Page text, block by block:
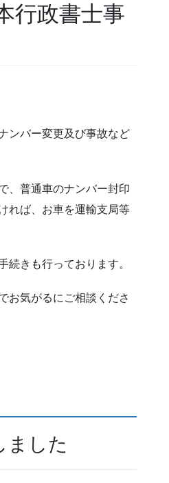
政書士事
ンバー変更及び事故など
、普通車のナンバー封印
れば、お車を運輸支局等
続きも行っております。
お気がるにご相談くださ
ました